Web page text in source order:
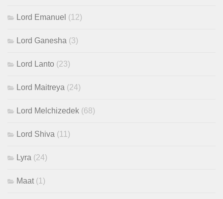
Lord Emanuel (12)
Lord Ganesha (3)
Lord Lanto (23)
Lord Maitreya (24)
Lord Melchizedek (68)
Lord Shiva (11)
Lyra (24)
Maat (1)